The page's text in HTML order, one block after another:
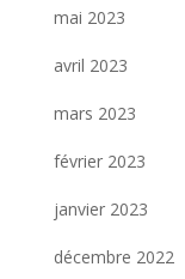
mai 2023
avril 2023
mars 2023
février 2023
janvier 2023
décembre 2022